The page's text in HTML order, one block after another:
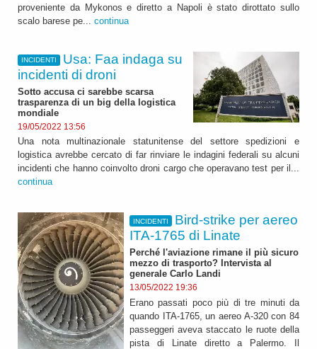
proveniente da Mykonos e diretto a Napoli è stato dirottato sullo
scalo barese pe... continua
INCIDENTI
Usa: Faa indaga su
incidenti di droni
Sotto accusa ci sarebbe scarsa
trasparenza di un big della logistica
mondiale
19/05/2022 13:56
Una nota multinazionale statunitense del settore spedizioni e
logistica avrebbe cercato di far rinviare le indagini federali su alcuni
incidenti che hanno coinvolto droni cargo che operavano test per il...
continua
INCIDENTI
Bird-strike per aereo
ITA-1765 di Linate
Perché l'aviazione rimane il più sicuro
mezzo di trasporto? Intervista al
generale Carlo Landi
13/05/2022 19:36
Erano passati poco più di tre minuti da
quando ITA-1765, un aereo A-320 con 84
passeggeri aveva staccato le ruote della
pista di Linate diretto a Palermo. Il